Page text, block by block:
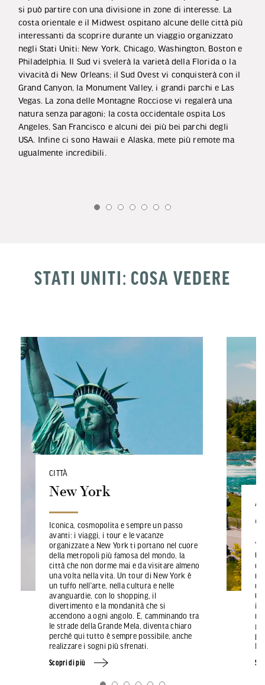
si può partire con una divisione in zone di interesse. La
costa orientale e il Midwest ospitano alcune delle città più
interessanti da scoprire durante un viaggio organizzato
negli Stati Uniti: New York, Chicago, Washington, Boston e
Philadelphia. Il Sud vi svelerà la varietà della Florida o la
vivacità di New Orleans; il Sud Ovest vi conquisterà con il
Grand Canyon, la Monument Valley, i grandi parchi e Las
Vegas. La zona delle Montagne Rocciose vi regalerà una
natura senza paragoni; la costa occidentale ospita Los
Angeles, San Francisco e alcuni dei più bei parchi degli
USA. Infine ci sono Hawaii e Alaska, mete più remote ma
ugualmente incredibili.
STATI UNITI: COSA VEDERE
CITTÀ
New York
Iconica, cosmopolita e sempre un passo
avanti: i viaggi, i tour e le vacanze
organizzate a New York ti portano nel cuore
della metropoli più famosa del mondo, la
città che non dorme mai e da visitare almeno
una volta nella vita. Un tour di New York è
un tuffo nell’arte, nella cultura e nelle
avanguardie, con lo shopping, il
divertimento e la mondanità che si
accendono a ogni angolo. E, camminando tra
le strade della Grande Mela, diventa chiaro
perché qui tutto è sempre possibile, anche
realizzare i sogni più sfrenati.
Scopri di più